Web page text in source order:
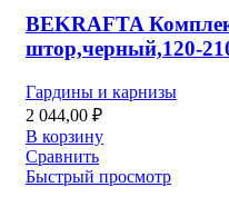
BEKRAFTA
штор,черный,120-
Гардины и карнизы
2 044,00 ₽
В корзину
Сравнить
Быстрый просмотр